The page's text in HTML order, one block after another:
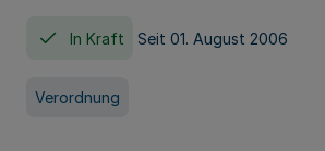
In Kraft Seit 01. August 2006
Verordnung